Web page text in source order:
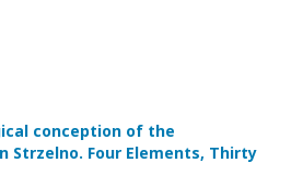
conception of the
Strzelno. Four Elements, Thirty